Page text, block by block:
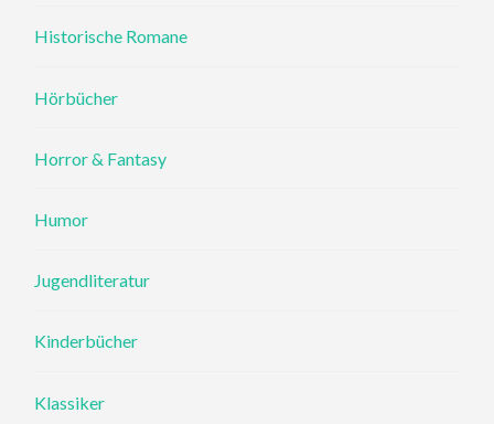
Historische Romane
Hörbücher
Horror & Fantasy
Humor
Jugendliteratur
Kinderbücher
Klassiker